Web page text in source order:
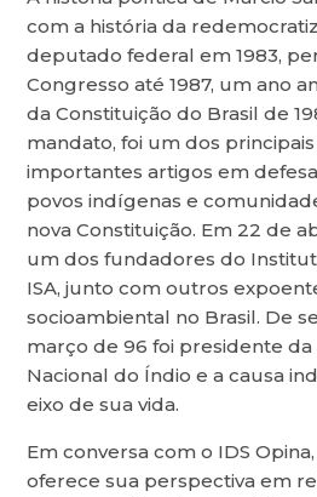
com a história da
deputado federal em 1983,
Congresso até 1987, um ano
da Constituição do Brasil de
mandato, foi um dos
importantes artigos em
povos indígenas e
nova Constituição. Em 22 de
um dos fundadores do
ISA, junto com outros
socioambiental no Brasil. De
março de 96 foi presidente da
Nacional do Índio e a causa
eixo de sua vida.
Em conversa com o IDS
oferece sua perspectiva em